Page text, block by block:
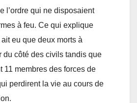
l’ordre qui ne disposaient
à feu. Ce qui explique
ait eu que deux morts à
du côté des civils tandis que
11 membres des forces de
perdirent la vie au cours de